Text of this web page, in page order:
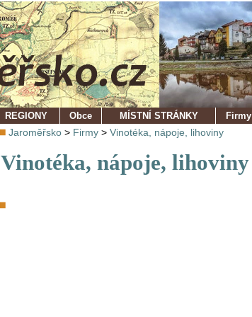
REGIONY
Obce MÍSTNÍ STRÁNKY Firmy
Jaroměřsko > Firmy > Vinotéka, nápoje, lihoviny
Vinotéka, nápoje, lihoviny